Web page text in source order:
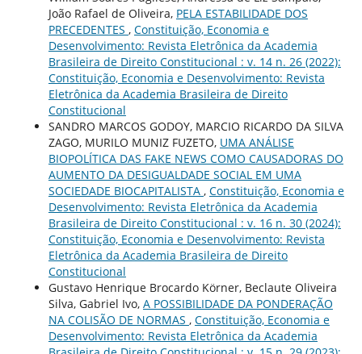
João Rafael de Oliveira, PELA ESTABILIDADE DOS
PRECEDENTES , Constituição, Economia e
Desenvolvimento: Revista Eletrônica da Academia
Brasileira de Direito Constitucional : v. 14 n. 26 (2022):
Constituição, Economia e Desenvolvimento: Revista
Eletrônica da Academia Brasileira de Direito
Constitucional
SANDRO MARCOS GODOY, MARCIO RICARDO DA SILVA
ZAGO, MURILO MUNIZ FUZETO, UMA ANÁLISE
BIOPOLÍTICA DAS FAKE NEWS COMO CAUSADORAS DO
AUMENTO DA DESIGUALDADE SOCIAL EM UMA
SOCIEDADE BIOCAPITALISTA , Constituição, Economia e
Desenvolvimento: Revista Eletrônica da Academia
Brasileira de Direito Constitucional : v. 16 n. 30 (2024):
Constituição, Economia e Desenvolvimento: Revista
Eletrônica da Academia Brasileira de Direito
Constitucional
Gustavo Henrique Brocardo Körner, Beclaute Oliveira
Silva, Gabriel Ivo, A POSSIBILIDADE DA PONDERAÇÃO
NA COLISÃO DE NORMAS , Constituição, Economia e
Desenvolvimento: Revista Eletrônica da Academia